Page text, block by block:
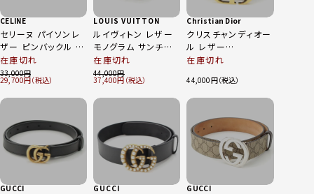
CELINE
セリーヌ パイソンレ
ザー ピンバックル ベ
ルト ブラック×ゴー
ルド 85
在庫切れ
33,000
29,700
LOUIS VUITTON
ルイヴィトン レザー
モノグラム サンチュ
ール リヴェルソ ベル
ト M0003 ライトグレ
ー 90/36
在庫切れ
44,000
37,400
Christian Dior
クリスチャンディオー
ル レザー
Montaigne 30 モン
ック 75
在庫切れ
44,000
GUCCI GUCCI GUCCI